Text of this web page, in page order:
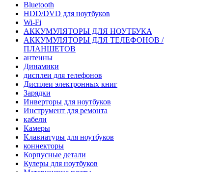
Bluetooth
HDD/DVD для ноутбуков
Wi-Fi
АККУМУЛЯТОРЫ ДЛЯ НОУТБУКА
АККУМУЛЯТОРЫ ДЛЯ ТЕЛЕФОНОВ /
ПЛАНШЕТОВ
антенны
Динамики
дисплеи для телефонов
Дисплеи электронных книг
Зарядки
Инверторы для ноутбуков
Инструмент для ремонта
кабели
Камеры
Клавиатуры для ноутбуков
коннекторы
Корпусные детали
Кулеры для ноутбуков